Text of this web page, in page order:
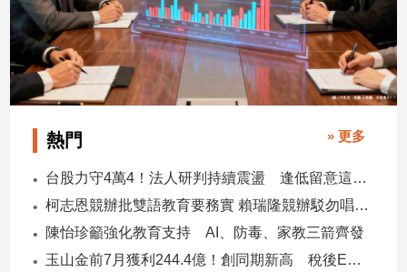
築/
室
內
設
計
遊/
美
命
熱門 » 更多
台股力守4萬4！法人研判持續震盪 逢低留意這些族群
柯志恩競辦批雙語教育要務實 賴瑞隆競辦駁勿唱衰高雄
陳怡珍籲強化教育支持 AI、防毒、家教三箭齊發
玉山金前7月獲利244.4億！創同期新高 稅後EPS自結1.51元